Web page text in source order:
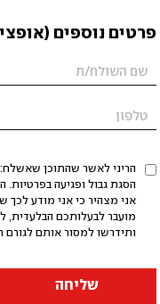
פרטים נוספים
הריני לאשר שהתוכן שאשלח:
אני מצהיר כי אני מודע לכך
מועבר לבעלותכם הבלעדית,
ותידרשו למסור אותם
שליחה